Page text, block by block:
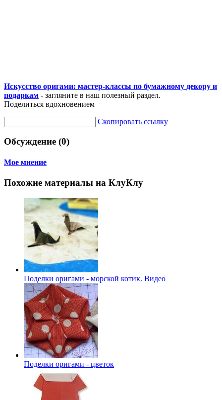
Искусство оригами: мастер-классы по бумажному декору и
подаркам - загляните в наш полезный раздел.
Поделиться вдохновением
Скопировать ссылку
Обсуждение (0)
Мое мнение
Похожие материалы на КлуКлу
Поделки оригами - морской котик. Видео
Поделки оригами - цветок